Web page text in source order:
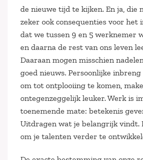
de nieuwe tijd te kijken. En ja, die
zeker ook consequenties voor het
dat we tussen 9 en 5 werknemer
en daarna de rest van ons leven
Daaraan mogen misschien
goed nieuws. Persoonlijke
om tot ontplooiing te komen,
ontegenzeggelijk leuker. Werk is
toenemende mate: betekenis
Uitdragen wat je belangrijk vindt.
om je talenten verder te